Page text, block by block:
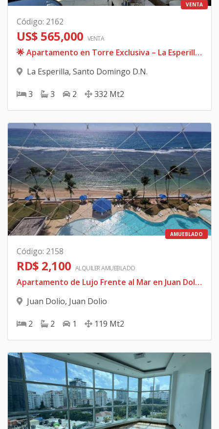
VENTA
Código: 2162
US$ 565,000 VENTA
🌟 Apartamento en Torre Exclusiva – La Esperilla 🌟 📍 Ubicación privilegiada con vista despejada al Parque Iberoamericano
La Esperilla, Santo Domingo D.N.
3 3 2 332 Mt2
AMUEBLADO
Código: 2158
RD$ 2,100 ALQUILERAMUEBLADO
Apartamento de Lujo Frente al Mar en Juan Dolio – Proyecto Las Olas 🏝️ 💰 Renta mensual: US$2,100 📍 Ubicación: Primera línea de playa, Juan Dolio
Juan Dolio, Juan Dolio
2 2 1 119 Mt2